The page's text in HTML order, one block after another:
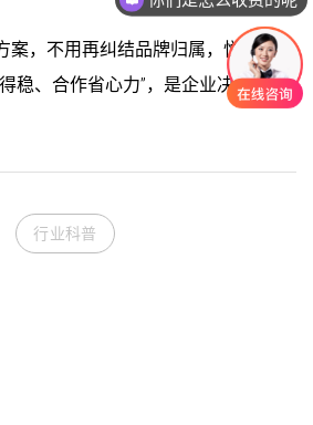
案，不用再纠结品牌归属，悦数让
稳、合作省心力”，是企业决策的安
行业科普
现在有优惠活动吗